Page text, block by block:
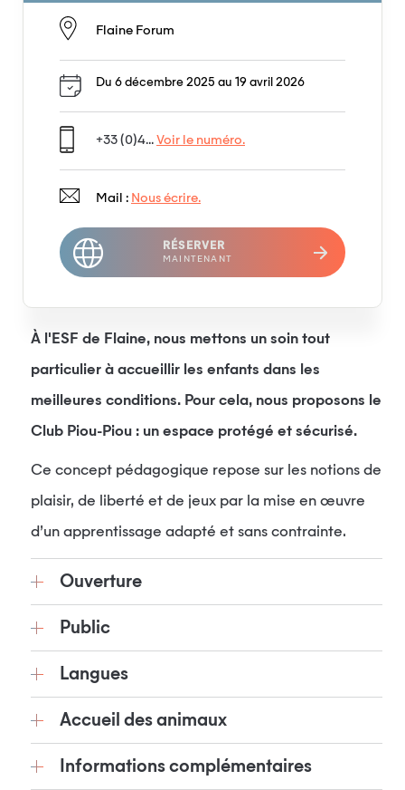
À l'ESF de Flaine, nous mettons un soin tout
particulier à accueillir les enfants dans les
meilleures conditions. Pour cela, nous proposons le
Club Piou-Piou : un espace protégé et sécurisé.
Ce concept pédagogique repose sur les notions de
plaisir, de liberté et de jeux par la mise en œuvre
d’un apprentissage adapté et sans contrainte.
Ouverture
Public
Langues
Accueil des animaux
Informations complémentaires
Flaine Forum
Du 6 décembre 2025 au 19 avril 2026
+33 (0)4... Voir le numéro.
Mail : Nous écrire.
RÉSERVER
MAINTENANT